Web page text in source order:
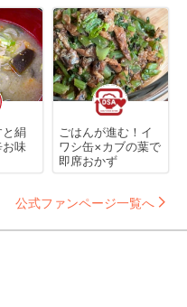
と絹
お味
ごはんが進む！イ
ワシ缶×カブの葉で
即席おかず
公式ファンページ一覧へ